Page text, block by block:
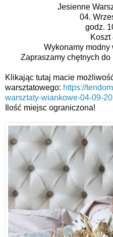
Jesienne
04.
godz.
Koszt
Wykonamy modny
Zapraszamy chętnych do
Klikając tutaj macie
warsztatowego: https://
warsztaty-wiankowe-04-09-
Ilość miejsc ograniczona!